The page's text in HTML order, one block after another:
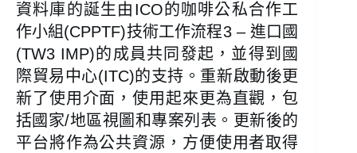
資料庫的誕生由ICO的咖啡公私合作工
作小組(CPPTF)技術工作流程3 – 進口國
(TW3 IMP)的成員共同發起，並得到國
際貿易中心(ITC)的支持。重新啟動後更
新了使用介面，使用起來更為直觀，包
括國家/地區視圖和專案列表。更新後的
平台將作為公共資源，方便使用者取得